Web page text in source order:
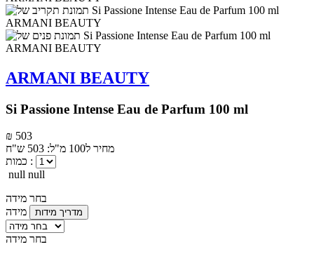
ARMANI BEAUTY
Si Passione Intense Eau de Parfum 100 ml
₪ 503
מחיר ל100 מ"ל: 503 ש"ח
כמות :
null null
בחר מידה
מידה
מדריך מידות
בחר מידה